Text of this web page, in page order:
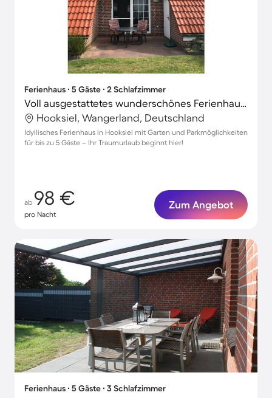
Ferienhaus ∙ 5 Gäste ∙ 2 Schlafzimmer
Voll ausgestattetes wunderschönes Ferienhaus mit Garten, Terrasse und Grill
Hooksiel, Wangerland, Deutschland
Idyllisches Ferienhaus in Hooksiel mit Garten und Parkmöglichkeiten
für bis zu 5 Gäste – Ihr Traumurlaub beginnt hier!
ab 98 €
pro Nacht
Zum Angebot
Ferienhaus ∙ 5 Gäste ∙ 3 Schlafzimmer